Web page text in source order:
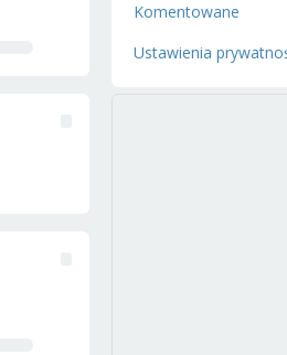
Komentowane
Ustawienia